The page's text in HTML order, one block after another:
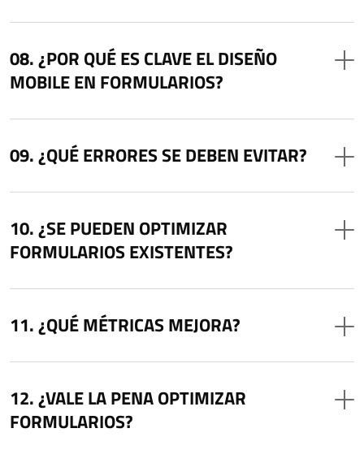
¿POR QUÉ ES CLAVE EL DISEÑO
MOBILE EN FORMULARIOS?
¿QUÉ ERRORES SE DEBEN EVITAR?
¿SE PUEDEN OPTIMIZAR
FORMULARIOS EXISTENTES?
¿QUÉ MÉTRICAS MEJORA?
¿VALE LA PENA OPTIMIZAR
FORMULARIOS?